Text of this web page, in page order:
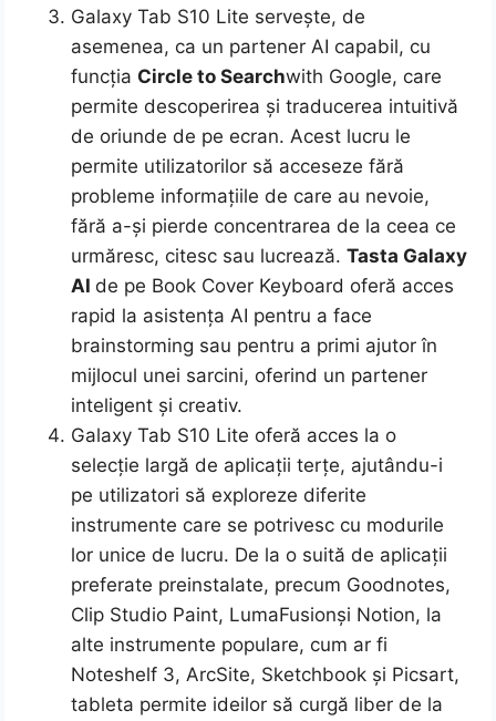
Galaxy Tab S10 Lite servește, de
asemenea, ca un partener AI capabil, cu
funcția Circle to Searchwith Google, care
permite descoperirea și traducerea intuitivă
de oriunde de pe ecran. Acest lucru le
permite utilizatorilor să acceseze fără
probleme informațiile de care au nevoie,
fără a-și pierde concentrarea de la ceea ce
urmăresc, citesc sau lucrează.Tasta Galaxy
AI de pe Book Cover Keyboard oferă acces
rapid la asistența AI pentru a face
brainstorming sau pentru a primi ajutor în
mijlocul unei sarcini, oferind un partener
inteligent și creativ.
Galaxy Tab S10 Lite oferă acces la o
selecție largă de aplicații terțe, ajutându-i
pe utilizatori să exploreze diferite
instrumente care se potrivesc cu modurile
lor unice de lucru. De la o suită de aplicații
preferate preinstalate, precum Goodnotes,
Clip Studio Paint, LumaFusionși Notion, la
alte instrumente populare, cum ar fi
Noteshelf 3, ArcSite, Sketchbook și Picsart,
tableta permite ideilor să curgă liber de la